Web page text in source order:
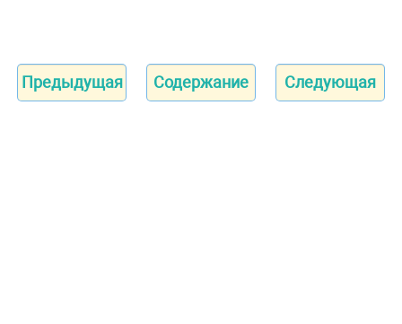
Предыдущая Содержание Следующая